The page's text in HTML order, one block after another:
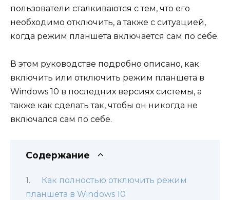
пользователи сталкиваются с тем, что его
необходимо отключить, а также с ситуацией,
когда режим планшета включается сам по себе.
В этом руководстве подробно описано, как
включить или отключить режим планшета в
Windows 10 в последних версиях системы, а
также как сделать так, чтобы он никогда не
включался сам по себе.
Содержание
Как полностью отключить режим
планшета в Windows 10